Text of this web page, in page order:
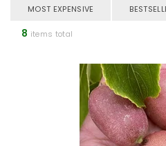
MOST EXPENSIVE
8 items total